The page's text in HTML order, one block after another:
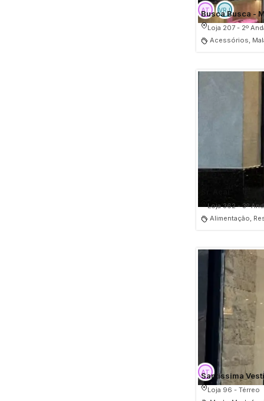
Busca Busca -
Loja 207 - 2º
Acessórios,
Loja 362 - 3º
Alimentação,
Santissima
Loja 96 - Térreo